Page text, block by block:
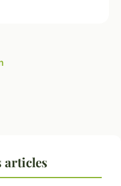
articles